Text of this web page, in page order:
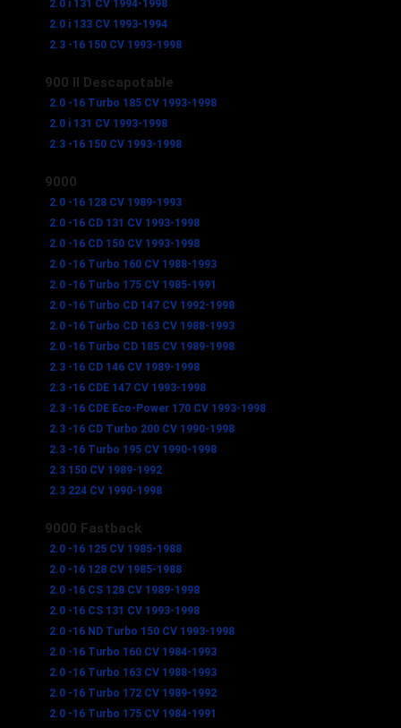
2.0 i 131 CV 1994-1998
2.0 i 133 CV 1993-1994
2.3 -16 150 CV 1993-1998
900 II Descapotable
2.0 -16 Turbo 185 CV 1993-1998
2.0 i 131 CV 1993-1998
2.3 -16 150 CV 1993-1998
9000
2.0 -16 128 CV 1989-1993
2.0 -16 CD 131 CV 1993-1998
2.0 -16 CD 150 CV 1993-1998
2.0 -16 Turbo 160 CV 1988-1993
2.0 -16 Turbo 175 CV 1985-1991
2.0 -16 Turbo CD 147 CV 1992-1998
2.0 -16 Turbo CD 163 CV 1988-1993
2.0 -16 Turbo CD 185 CV 1989-1998
2.3 -16 CD 146 CV 1989-1998
2.3 -16 CDE 147 CV 1993-1998
2.3 -16 CDE Eco-Power 170 CV 1993-1998
2.3 -16 CD Turbo 200 CV 1990-1998
2.3 -16 Turbo 195 CV 1990-1998
2.3 150 CV 1989-1992
2.3 224 CV 1990-1998
9000 Fastback
2.0 -16 125 CV 1985-1988
2.0 -16 128 CV 1985-1988
2.0 -16 CS 128 CV 1989-1998
2.0 -16 CS 131 CV 1993-1998
2.0 -16 ND Turbo 150 CV 1993-1998
2.0 -16 Turbo 160 CV 1984-1993
2.0 -16 Turbo 163 CV 1988-1993
2.0 -16 Turbo 172 CV 1989-1992
2.0 -16 Turbo 175 CV 1984-1991